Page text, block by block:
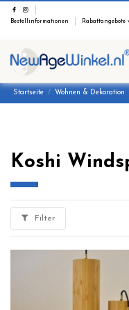
Bestellinformationen Rabattangebote
Startseite Wohnen & Dekoration
Koshi
Filter